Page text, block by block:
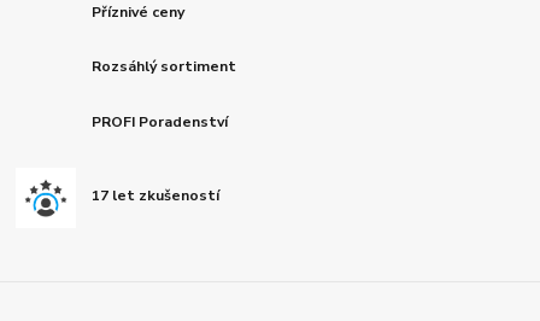
Příznivé ceny
Rozsáhlý sortiment
PROFI Poradenství
17 let zkušeností